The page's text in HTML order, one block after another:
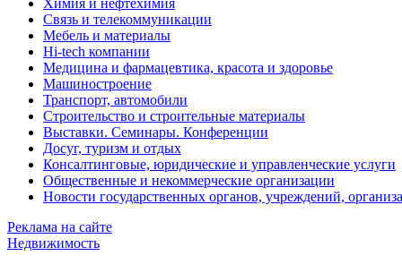
Химия и нефтехимия
Связь и телекоммуникации
Мебель и материалы
Hi-tech компании
Медицина и фармацевтика, красота и здоровье
Машиностроение
Транспорт, автомобили
Строительство и строительные материалы
Выставки. Семинары. Конференции
Досуг, туризм и отдых
Консалтинговые, юридические и управленческие услуги
Общественные и некоммерческие организации
Новости государственных органов, учреждений,
Реклама на сайте
Недвижимость